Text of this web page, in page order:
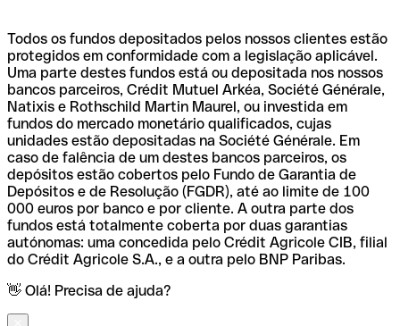
Todos os fundos depositados pelos nossos clientes estão
protegidos em conformidade com a legislação aplicável.
Uma parte destes fundos está ou depositada nos nossos
bancos parceiros, Crédit Mutuel Arkéa, Société Générale,
Natixis e Rothschild Martin Maurel, ou investida em
fundos do mercado monetário qualificados, cujas
unidades estão depositadas na Société Générale. Em
caso de falência de um destes bancos parceiros, os
depósitos estão cobertos pelo Fundo de Garantia de
Depósitos e de Resolução (FGDR), até ao limite de 100
000 euros por banco e por cliente. A outra parte dos
fundos está totalmente coberta por duas garantias
autónomas: uma concedida pelo Crédit Agricole CIB, filial
do Crédit Agricole S.A., e a outra pelo BNP Paribas.
👋 Olá! Precisa de ajuda?